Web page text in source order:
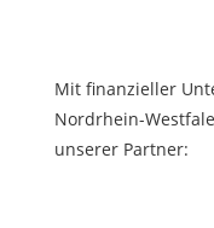
Mit finanzieller
Nordrhein-
unserer Partner: